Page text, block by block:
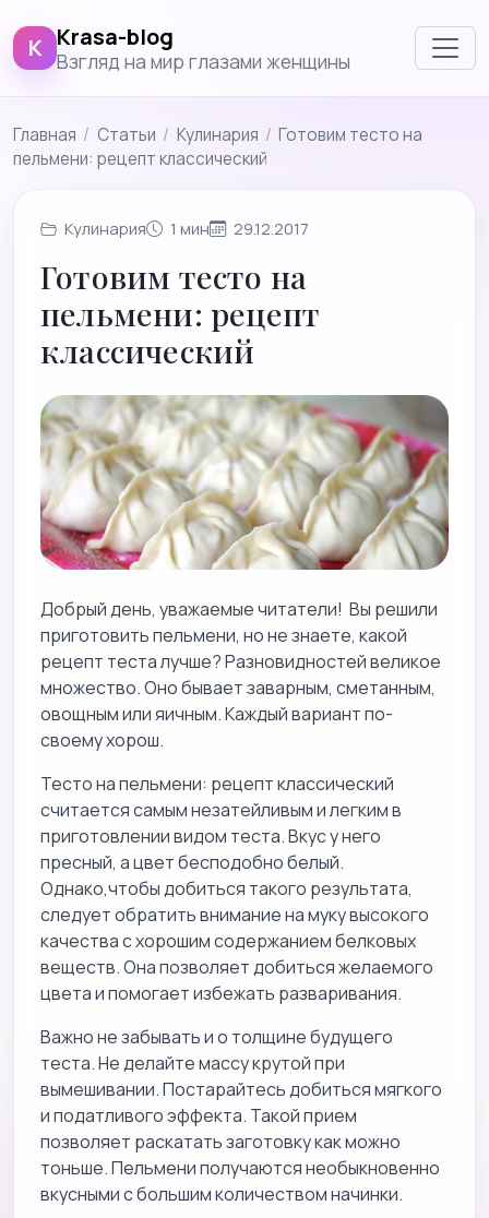
K Krasa-blog
Взгляд на мир глазами женщины
Главная / Cтатьи / Кулинария / Готовим тесто на
пельмени: рецепт классический
Кулинария 1 мин 29.12.2017
Готовим тесто на
пельмени: рецепт
классический
Добрый день, уважаемые читатели! Вы решили
приготовить пельмени, но не знаете, какой
рецепт теста лучше? Разновидностей великое
множество. Оно бывает заварным, сметанным,
овощным или яичным. Каждый вариант по-
своему хорош.
Тесто на пельмени: рецепт классический
считается самым незатейливым и легким в
приготовлении видом теста. Вкус у него
пресный, а цвет бесподобно белый.
Однако,чтобы добиться такого результата,
следует обратить внимание на муку высокого
качества с хорошим содержанием белковых
веществ. Она позволяет добиться желаемого
цвета и помогает избежать разваривания.
Важно не забывать и о толщине будущего
теста. Не делайте массу крутой при
вымешивании. Постарайтесь добиться мягкого
и податливого эффекта. Такой прием
позволяет раскатать заготовку как можно
тоньше. Пельмени получаются необыкновенно
вкусными с большим количеством начинки.